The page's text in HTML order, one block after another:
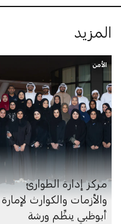
المزيد
الأمن
مركز إدارة الطوارئ
والأزمات والكوارث لإمارة
أبوظبي ينظِّم ورشة